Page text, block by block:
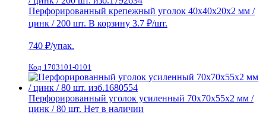
Перфорированный крепежный уголок 40х40х20х2 мм /
цинк / 200 шт. В корзину 3.7 ₽/шт.
740 ₽/упак.
Код 1703101-0101
Перфорированный уголок усиленный 70х70х55х2 мм /
цинк / 80 шт. Нет в наличии